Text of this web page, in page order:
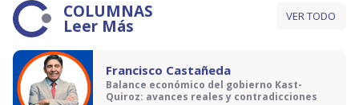
COLUMNAS
Leer Más VER TODO
Francisco Castañeda
Balance económico del gobierno Kast-
Quiroz: avances reales y contradicciones